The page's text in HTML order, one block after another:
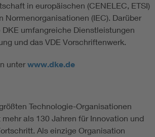
in europäischen (CENELEC, ETSI)
Normenorganisationen (IEC). Darüber
umfangreiche Dienstleistungen
und das VDE Vorschriftenwerk.
unterwww.dke.de
Technologie-Organisationen
als 130 Jahren für Innovation und
Als einzige Organisation